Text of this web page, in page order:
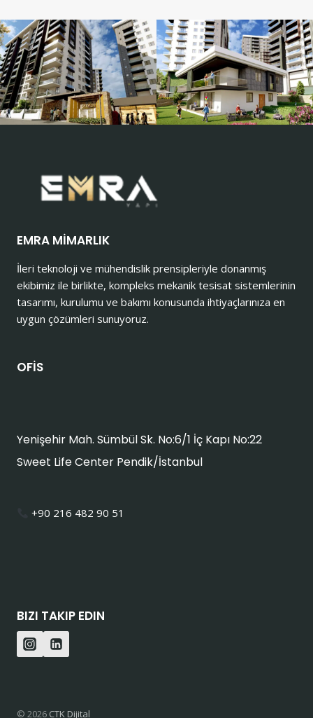
EMRA MİMARLIK
İleri teknoloji ve mühendislik prensipleriyle donanmış
ekibimiz ile birlikte, kompleks mekanik tesisat sistemlerinin
tasarımı, kurulumu ve bakımı konusunda ihtiyaçlarınıza en
uygun çözümleri sunuyoruz.
OFİS
Yenişehir Mah. Sümbül Sk. No:6/1 İç Kapı No:22
Sweet Life Center Pendik/İstanbul
+90 216 482 90 51
BIZI TAKIP EDIN
© 2026 CTK Dijital